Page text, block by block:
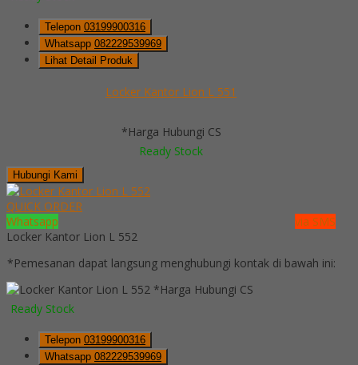
Telepon 03199900316
Whatsapp 082229539969
Lihat Detail Produk
Locker Kantor Lion L 551
*Harga Hubungi CS
Ready Stock
Hubungi Kami
QUICK ORDER
Whatsapp
via SMS
Locker Kantor Lion L 552
*Pemesanan dapat langsung menghubungi kontak di bawah ini:
*Harga Hubungi CS
Ready Stock
Telepon 03199900316
Whatsapp 082229539969